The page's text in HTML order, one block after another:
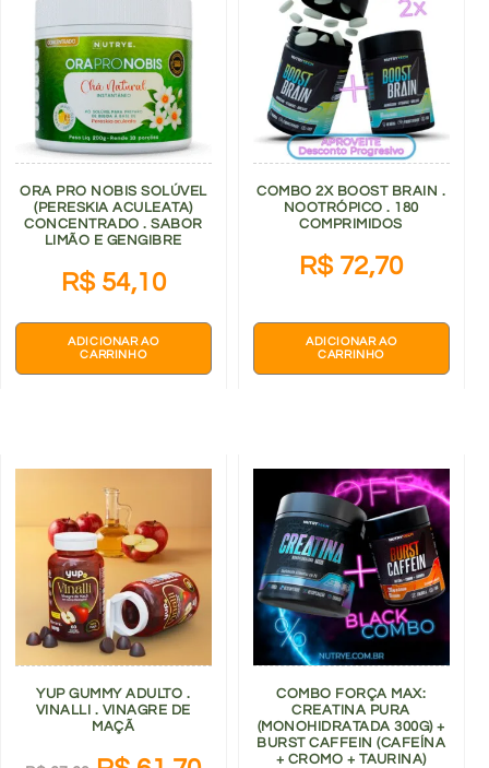
ORA PRO NOBIS SOLÚVEL
(PERESKIA ACULEATA)
CONCENTRADO . SABOR
LIMÃO E GENGIBRE
R$54,10
ADICIONAR AO
CARRINHO
COMBO 2X BOOST BRAIN .
NOOTRÓPICO . 180
COMPRIMIDOS
R$72,70
ADICIONAR AO
CARRINHO
YUP GUMMY ADULTO .
VINALLI . VINAGRE DE
MAÇÃ
COMBO FORÇA MAX:
CREATINA PURA
(MONOHIDRATADA 300G) +
BURST CAFFEIN (CAFEÍNA
+ CROMO + TAURINA)